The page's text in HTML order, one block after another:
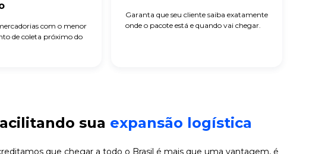
com o menor
de coleta próximo do
Garanta que seu cliente saiba exatamente
onde o pacote está e quando vai chegar.
sua expansão logística
que chegar a todo o Brasil é mais que uma vantagem, é